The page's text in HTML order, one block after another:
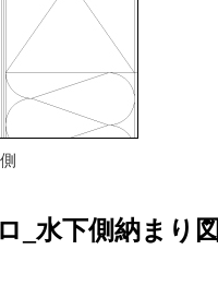
_水下側納まり図